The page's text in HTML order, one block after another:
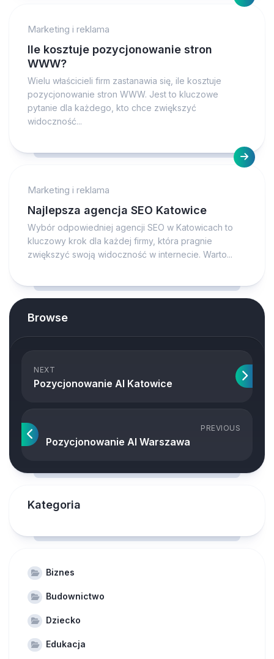
Marketing i reklama
Ile kosztuje pozycjonowanie stron
WWW?
Wielu właścicieli firm zastanawia się, ile kosztuje
pozycjonowanie stron WWW. Jest to kluczowe
pytanie dla każdego, kto chce zwiększyć
widoczność...
Marketing i reklama
Najlepsza agencja SEO Katowice
Wybór odpowiedniej agencji SEO w Katowicach to
kluczowy krok dla każdej firmy, która pragnie
zwiększyć swoją widoczność w internecie. Warto...
Browse
NEXT
Pozycjonowanie AI Katowice
PREVIOUS
Pozycjonowanie AI Warszawa
Kategoria
Biznes
Budownictwo
Dziecko
Edukacja